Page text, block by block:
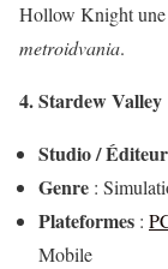
Hollow Knight une
metroidvania.
4. Stardew Valley
Studio / Éditeur
Genre :
Plateformes :
Mobile